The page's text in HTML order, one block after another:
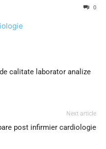
0
calitate laborator analize
Next article
post infirmier cardiologie